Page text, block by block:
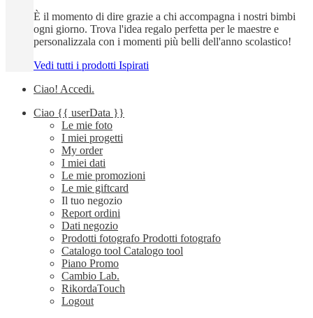
È il momento di dire grazie a chi accompagna i nostri bimbi
ogni giorno. Trova l'idea regalo perfetta per le maestre e
personalizzala con i momenti più belli dell'anno scolastico!
Vedi tutti i prodotti Ispirati
Ciao! Accedi.
Ciao {{ userData }}
Le mie foto
I miei progetti
My order
I miei dati
Le mie promozioni
Le mie giftcard
Il tuo negozio
Report ordini
Dati negozio
Prodotti fotografo Prodotti fotografo
Catalogo tool Catalogo tool
Piano Promo
Cambio Lab.
RikordaTouch
Logout